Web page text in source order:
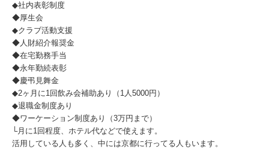
◆社内表彰制度
◆厚生会
◆クラブ活動支援
◆人財紹介報奨金
◆在宅勤務手当
◆永年勤続表彰
◆慶弔見舞金
◆2ヶ月に1回飲み会補助あり（1人5000円）
◆退職金制度あり
◆ワーケーション制度あり（3万円まで）
└月に1回程度、ホテル代などで使えます。
活用している人も多く、中には京都に行ってる人もいます。